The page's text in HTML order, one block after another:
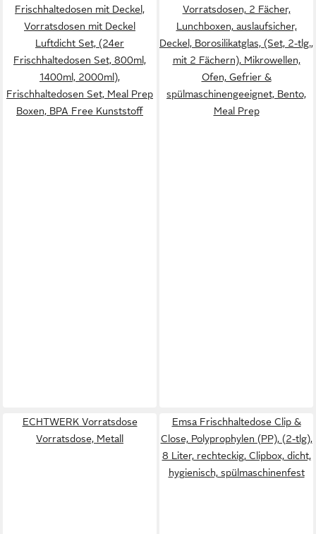
Frischhaltedosen mit Deckel,
Vorratsdosen mit Deckel
Luftdicht Set, (24er
Frischhaltedosen Set, 800ml,
1400ml, 2000ml),
Frischhaltedosen Set, Meal Prep
Boxen, BPA Free Kunststoff
Vorratsdosen, 2 Fächer,
Lunchboxen, auslaufsicher,
Deckel, Borosilikatglas, (Set, 2-tlg.,
mit 2 Fächern), Mikrowellen,
Ofen, Gefrier &
spülmaschinengeeignet, Bento,
Meal Prep
ECHTWERK Vorratsdose
Vorratsdose, Metall
Emsa Frischhaltedose Clip &
Close, Polyprophylen (PP), (2-tlg),
8 Liter, rechteckig, Clipbox, dicht,
hygienisch, spülmaschinenfest